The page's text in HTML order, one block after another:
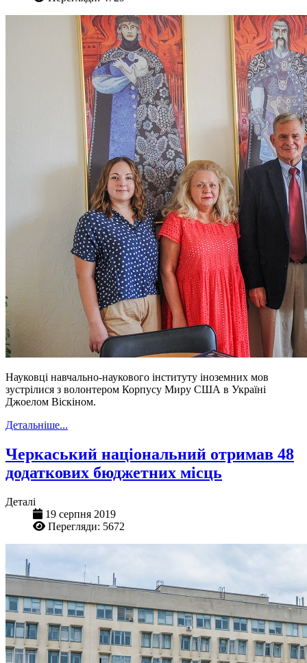
Науковці навчально-наукового інституту іноземних мов
зустрілися з волонтером Корпусу Миру США в Україні
Джоелом Віскіном.
Детальніше...
Черкаський національний отримав 48
додаткових бюджетних місць
Деталі
19 серпня 2019
Перегляди: 5672